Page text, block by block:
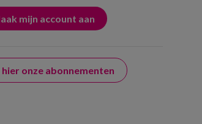
onze abonnementen